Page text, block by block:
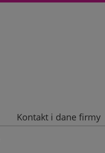
Kontakt i dane firmy